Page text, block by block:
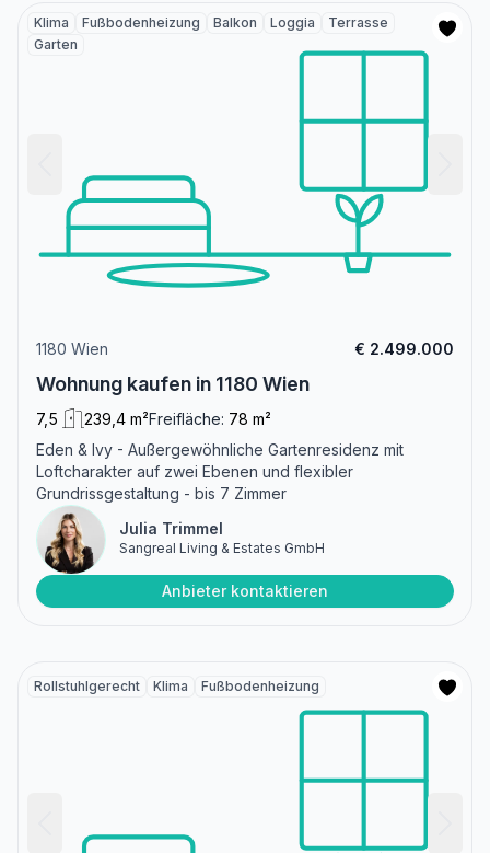
Klima Fußbodenheizung Balkon Loggia
Terrasse
Garten
1180 Wien € 2.499.000
Wohnung kaufen in 1180 Wien
7,5 239,4 m²Freifläche: 78 m²
Eden & Ivy - Außergewöhnliche Gartenresidenz mit
Loftcharakter auf zwei Ebenen und flexibler
Grundrissgestaltung - bis 7 Zimmer
Julia Trimmel
Sangreal Living & Estates GmbH
Anbieter kontaktieren
Rollstuhlgerecht Klima Fußbodenheizung